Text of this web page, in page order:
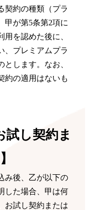
契約の種類（プラ
甲が第5条第2項に
を認めた後に、
、プレミアムプラ
とします。なお、
約の適用はないも
し契約ま
み後、乙が以下の
した場合、甲は何
お試し契約または